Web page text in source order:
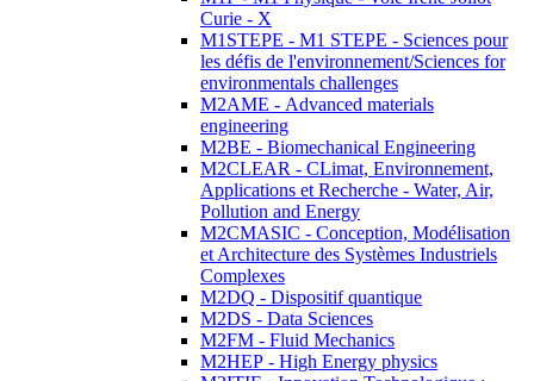
Curie - X
M1STEPE - M1 STEPE - Sciences pour
les défis de l'environnement/Sciences for
environmentals challenges
M2AME - Advanced materials
engineering
M2BE - Biomechanical Engineering
M2CLEAR - CLimat, Environnement,
Applications et Recherche - Water, Air,
Pollution and Energy
M2CMASIC - Conception, Modélisation
et Architecture des Systèmes Industriels
Complexes
M2DQ - Dispositif quantique
M2DS - Data Sciences
M2FM - Fluid Mechanics
M2HEP - High Energy physics